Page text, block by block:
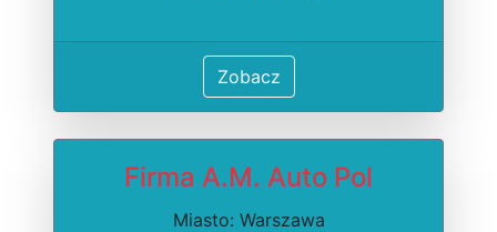
Zobacz
Firma A.M. Auto Pol
Miasto: Warszawa